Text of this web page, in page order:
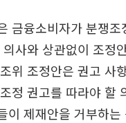
금융소비자가 분쟁조
사와 상관없이 조정
위 조정안은 권고 사
정 권고를 따라야 할
이 제재안을 거부하는